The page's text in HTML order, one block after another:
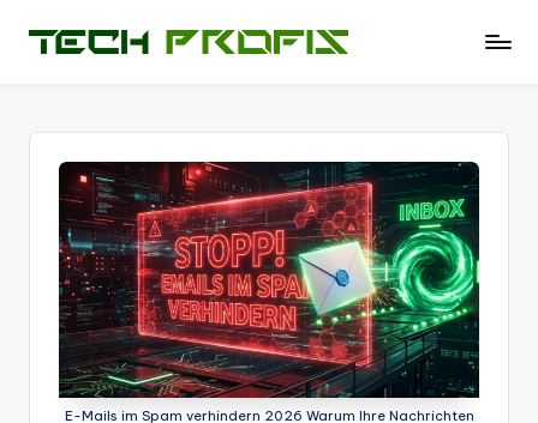
of
Hardware
Software
Tipps
Test
E-Mails im Spam verhindern 2026 Warum Ihre Nachrichten